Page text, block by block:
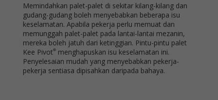
Memindahkan palet-palet di sekitar kilang-kilang dan
gudang-gudang boleh menyebabkan beberapa isu
keselamatan. Apabila pekerja perlu memuat dan
memunggah palet-palet pada lantai-lantai mezanin,
mereka boleh jatuh dari ketinggian. Pintu-pintu palet
Kee Pivot®menghapuskan isu keselamatan ini.
Penyelesaian mudah yang menyebabkan pekerja-
pekerja sentiasa dipisahkan daripada bahaya.